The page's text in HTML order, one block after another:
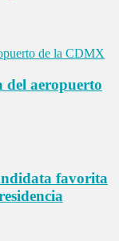
del aeropuerto
favorita